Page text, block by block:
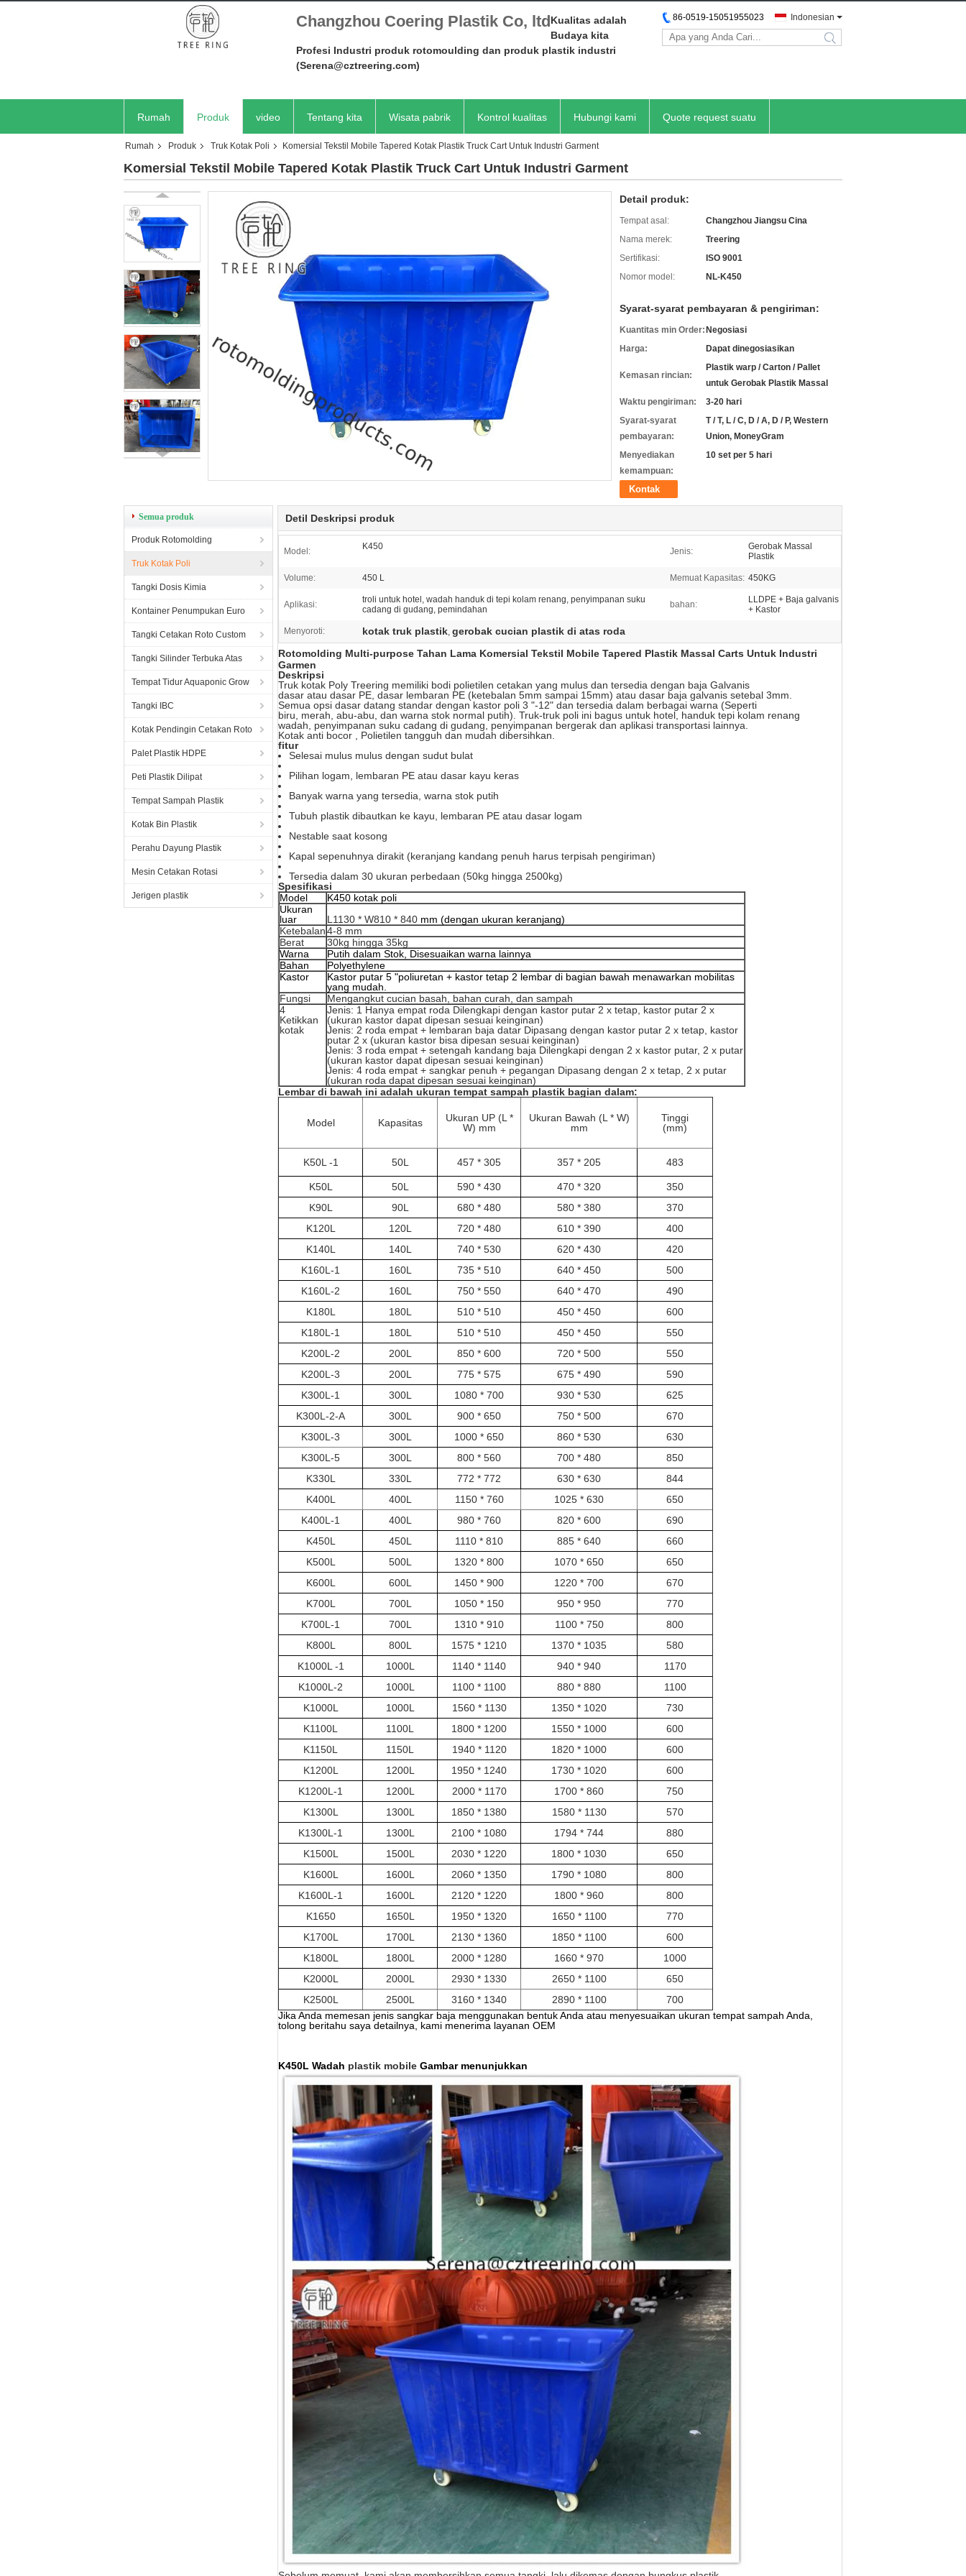
Changzhou Coering Plastik Co, ltdKualitas adalah
Budaya kita
Profesi Industri produk rotomoulding dan produk plastik industri
(Serena@cztreering.com)
Indonesian
86-0519-15051955023
search
Rumah Produk video Tentang kita Wisata pabrik Kontrol kualitas Hubungi kami Quote request suatu
Rumah Produk Truk Kotak Poli Komersial Tekstil Mobile Tapered Kotak Plastik Truck Cart Untuk Industri Garment
Komersial Tekstil Mobile Tapered Kotak Plastik Truck Cart Untuk Industri Garment
Detail produk:
Tempat asal:
Changzhou Jiangsu Cina
Nama merek:
Treering
Sertifikasi:
ISO 9001
Nomor model:
NL-K450
Syarat-syarat pembayaran & pengiriman:
Kuantitas min Order: Negosiasi
Harga:
Dapat dinegosiasikan
Kemasan rincian:
Plastik warp / Carton / Pallet
untuk Gerobak Plastik Massal
Waktu pengiriman:
3-20 hari
Syarat-syarat
pembayaran:
T / T, L / C, D / A, D / P, Western
Union, MoneyGram
Menyediakan
kemampuan:
10 set per 5 hari
Kontak
Semua produk
Produk Rotomolding
Truk Kotak Poli
Tangki Dosis Kimia
Kontainer Penumpukan Euro
Tangki Cetakan Roto Custom
Tangki Silinder Terbuka Atas
Tempat Tidur Aquaponic Grow
Tangki IBC
Kotak Pendingin Cetakan Roto
Palet Plastik HDPE
Peti Plastik Dilipat
Tempat Sampah Plastik
Kotak Bin Plastik
Perahu Dayung Plastik
Mesin Cetakan Rotasi
Jerigen plastik
Detil Deskripsi produk
Model: K450 Jenis:
Gerobak Massal
Plastik
Volume: 450 L Memuat Kapasitas: 450KG
Aplikasi:
troli untuk hotel, wadah handuk di tepi kolam renang, penyimpanan suku
cadang di gudang, pemindahan
bahan:
LLDPE + Baja galvanis
+ Kastor
Menyoroti: kotak truk plastik, gerobak cucian plastik di atas roda
Rotomolding Multi-purpose Tahan Lama Komersial Tekstil Mobile Tapered Plastik Massal Carts Untuk Industri
Garmen
Deskripsi
Truk kotak Poly Treering memiliki bodi polietilen cetakan yang mulus dan tersedia dengan baja Galvanis
dasar atau dasar PE, dasar lembaran PE (ketebalan 5mm sampai 15mm) atau dasar baja galvanis setebal 3mm.
Semua opsi dasar datang standar dengan kastor poli 3 "-12" dan tersedia dalam berbagai warna (Seperti
biru, merah, abu-abu, dan warna stok normal putih). Truk-truk poli ini bagus untuk hotel, handuk tepi kolam renang
wadah,
penyimpanan suku cadang di gudang, penyimpanan bergerak dan aplikasi transportasi lainnya.
Kotak anti bocor , Polietilen tangguh dan mudah dibersihkan.
fitur
Selesai mulus mulus dengan sudut bulat
Pilihan logam, lembaran PE atau dasar kayu keras
Banyak warna yang tersedia, warna stok putih
Tubuh plastik dibautkan ke kayu, lembaran PE atau dasar logam
Nestable saat kosong
Kapal sepenuhnya dirakit (keranjang kandang penuh harus terpisah pengiriman)
Tersedia dalam 30 ukuran perbedaan (50kg hingga 2500kg)
Spesifikasi
Model
K450 kotak poli
Ukuran
luar
L1130 * W810 * 840 mm (dengan ukuran keranjang)
Ketebalan4-8 mm
Berat
30kg hingga 35kg
Warna
Putih dalam Stok, Disesuaikan warna lainnya
Bahan
Polyethylene
Kastor
Kastor putar 5 "poliuretan + kastor tetap 2 lembar di bagian bawah menawarkan mobilitas
yang mudah.
Fungsi
Mengangkut cucian basah, bahan curah, dan sampah
4
Ketikkan
kotak
Jenis: 1 Hanya empat roda Dilengkapi dengan kastor putar 2 x tetap, kastor putar 2 x
(ukuran kastor dapat dipesan sesuai keinginan)
Jenis: 2 roda empat + lembaran baja datar Dipasang dengan kastor putar 2 x tetap, kastor
putar 2 x (ukuran kastor bisa dipesan sesuai keinginan)
Jenis: 3 roda empat + setengah kandang baja Dilengkapi dengan 2 x kastor putar, 2 x putar
(ukuran kastor dapat dipesan sesuai keinginan)
Jenis: 4 roda empat + sangkar penuh + pegangan Dipasang dengan 2 x tetap, 2 x putar
(ukuran roda dapat dipesan sesuai keinginan)
Lembar di bawah ini adalah ukuran tempat sampah plastik bagian dalam:
Model Kapasitas
Ukuran UP (L *
W) mm
Ukuran Bawah (L * W)
mm
Tinggi
(mm)
K50L -1 50L 457 * 305 357 * 205 483
K50L 50L 590 * 430 470 * 320
350
K90L
90L 680 * 480 580 * 380
370
K120L
120L 720 * 480 610 * 390
400
K140L
140L 740 * 530 620 * 430
420
K160L-1
160L 735 * 510 640 * 450
500
K160L-2
160L 750 * 550 640 * 470
490
K180L
180L 510 * 510 450 * 450
600
K180L-1
180L 510 * 510 450 * 450
550
K200L-2
200L 850 * 600 720 * 500
550
K200L-3
200L 775 * 575 675 * 490
590
K300L-1
300L 1080 * 700 930 * 530
625
K300L-2-A
300L 900 * 650 750 * 500
670
K300L-3
300L 1000 * 650 860 * 530
630
K300L-5
300L 800 * 560 700 * 480
850
K330L
330L 772 * 772 630 * 630
844
K400L
400L 1150 * 760 1025 * 630
650
K400L-1
400L 980 * 760 820 * 600
690
K450L
450L 1110 * 810 885 * 640
660
K500L
500L 1320 * 800 1070 * 650
650
K600L
600L 1450 * 900 1220 * 700
670
K700L
700L 1050 * 150 950 * 950
770
K700L-1
700L 1310 * 910 1100 * 750
800
K800L
800L 1575 * 1210 1370 * 1035
580
K1000L -1
1000L 1140 * 1140 940 * 940
1170
K1000L-2
1000L 1100 * 1100 880 * 880
1100
K1000L
1000L 1560 * 1130 1350 * 1020
730
K1100L
1100L 1800 * 1200 1550 * 1000
600
K1150L
1150L 1940 * 1120 1820 * 1000
600
K1200L
1200L 1950 * 1240 1730 * 1020
600
K1200L-1
1200L 2000 * 1170 1700 * 860
750
K1300L
1300L 1850 * 1380 1580 * 1130
570
K1300L-1
1300L 2100 * 1080 1794 * 744
880
K1500L
1500L 2030 * 1220 1800 * 1030
650
K1600L
1600L 2060 * 1350 1790 * 1080
800
K1600L-1
1600L 2120 * 1220 1800 * 960
800
K1650
1650L 1950 * 1320 1650 * 1100
770
K1700L
1700L 2130 * 1360 1850 * 1100
600
K1800L
1800L 2000 * 1280 1660 * 970
1000
K2000L
2000L 2930 * 1330 2650 * 1100
650
K2500L
2500L 3160 * 1340 2890 * 1100
700
Jika Anda memesan jenis sangkar baja menggunakan bentuk Anda atau menyesuaikan ukuran tempat sampah Anda,
tolong beritahu saya detailnya, kami menerima layanan OEM
K450L Wadah plastik mobile Gambar menunjukkan